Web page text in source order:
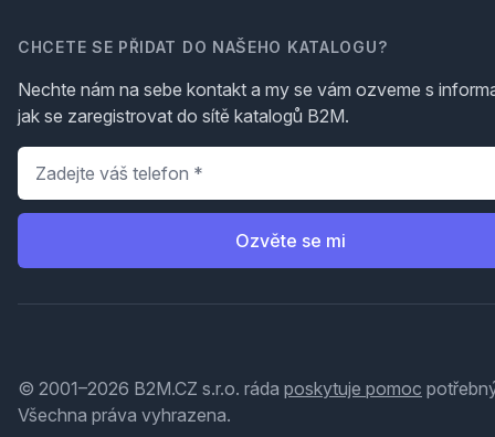
CHCETE SE PŘIDAT DO NAŠEHO KATALOGU?
Nechte nám na sebe kontakt a my se vám ozveme s
jak se zaregistrovat do sítě katalogů B2M.
Telefon
Ozvěte se mi
© 2001–2026 B2M.CZ s.r.o. ráda poskytuje pomoc
Všechna práva vyhrazena.